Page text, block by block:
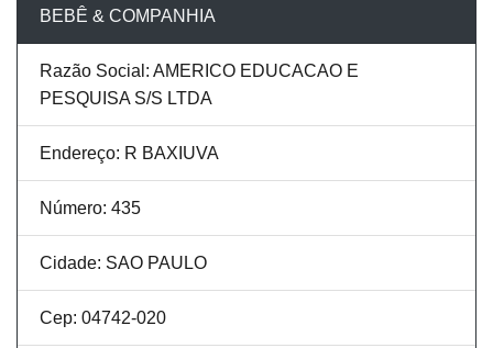
BEBÊ & COMPANHIA
Razão Social: AMERICO EDUCACAO E
PESQUISA S/S LTDA
Endereço: R BAXIUVA
Número: 435
Cidade: SAO PAULO
Cep: 04742-020